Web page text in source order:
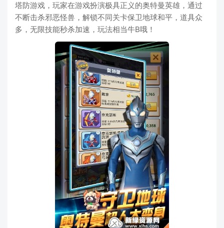
塔防游戏，玩家在游戏扮演极具正义的奥特曼英雄，通过
不断击杀邪恶怪兽，解锁不同关卡保卫地球和平，道具众
多，无限技能秒杀加速，玩法相当牛B哦！